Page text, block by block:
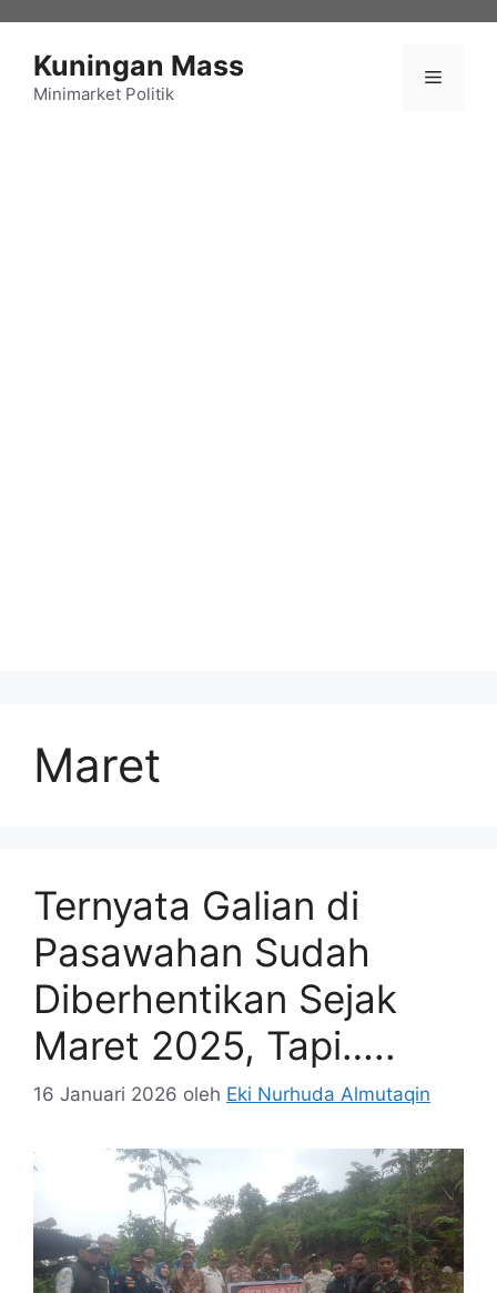
Kuningan Mass
Minimarket Politik
Menu
Maret
Ternyata Galian di
Pasawahan Sudah
Diberhentikan Sejak
Maret 2025, Tapi…..
16 Januari 2026 oleh Eki Nurhuda Almutaqin